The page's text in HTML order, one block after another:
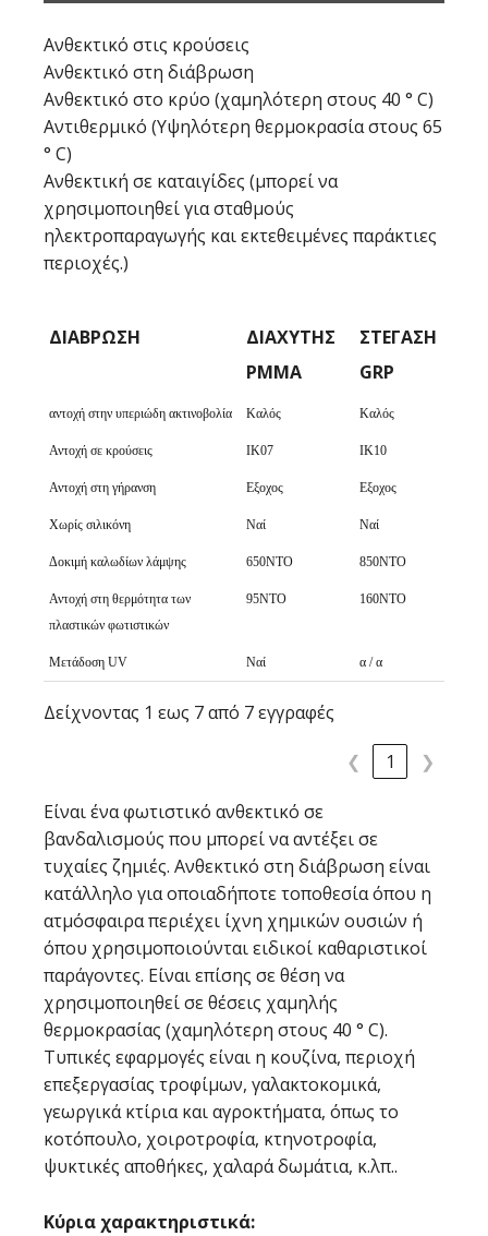
Ανθεκτικό στις κρούσεις
Ανθεκτικό στη διάβρωση
Ανθεκτικό στο κρύο (χαμηλότερη στους 40 ° C)
Αντιθερμικό (Υψηλότερη θερμοκρασία στους 65
° C)
Ανθεκτική σε καταιγίδες (μπορεί να
χρησιμοποιηθεί για σταθμούς
ηλεκτροπαραγωγής και εκτεθειμένες παράκτιες
περιοχές.)
ΔΙΆΒΡΩΣΗ
ΔΙΑΧΎΤΗΣ
PMMA
ΣΤΈΓΑΣΗ
GRP
ΔΙΆΒΡΩΣΗ
ΔΙΑΧΎΤΗΣ
PMMA
ΣΤΈΓΑΣΗ
GRP
αντοχή στην υπεριώδη ακτινοβολία Καλός Καλός
Αντοχή σε κρούσεις IK07 ΙΚ10
Αντοχή στη γήρανση Εξοχος Εξοχος
Χωρίς σιλικόνη Ναί Ναί
Δοκιμή καλωδίων λάμψης 650ΝΤΟ 850ΝΤΟ
Αντοχή στη θερμότητα των
πλαστικών φωτιστικών
95ΝΤΟ 160ΝΤΟ
Μετάδοση UV Ναί α / α
Δείχνοντας 1 εως 7 από 7 εγγραφές
❮ 1 ❯
Είναι ένα φωτιστικό ανθεκτικό σε
βανδαλισμούς που μπορεί να αντέξει σε
τυχαίες ζημιές. Ανθεκτικό στη διάβρωση είναι
κατάλληλο για οποιαδήποτε τοποθεσία όπου η
ατμόσφαιρα περιέχει ίχνη χημικών ουσιών ή
όπου χρησιμοποιούνται ειδικοί καθαριστικοί
παράγοντες. Είναι επίσης σε θέση να
χρησιμοποιηθεί σε θέσεις χαμηλής
θερμοκρασίας (χαμηλότερη στους 40 ° C).
Τυπικές εφαρμογές είναι η κουζίνα, περιοχή
επεξεργασίας τροφίμων, γαλακτοκομικά,
γεωργικά κτίρια και αγροκτήματα, όπως το
κοτόπουλο, χοιροτροφία, κτηνοτροφία,
ψυκτικές αποθήκες, χαλαρά δωμάτια, κ.λπ..
Κύρια χαρακτηριστικά: